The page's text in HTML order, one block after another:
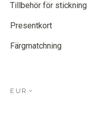
Tillbehör för stickning
Presentkort
Färgmatchning
EUR